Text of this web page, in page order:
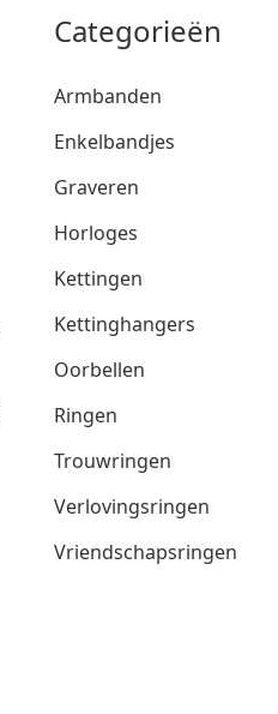
Categorieën
Armbanden
Enkelbandjes
Graveren
Horloges
Kettingen
Kettinghangers
Oorbellen
Ringen
Trouwringen
Verlovingsringen
Vriendschapsringen